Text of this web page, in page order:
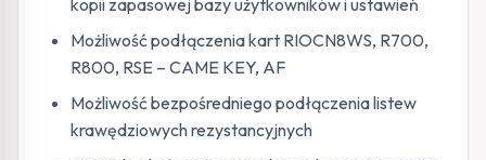
Możliwość podłączenia kart RIOCN8WS, R700,
R800, RSE – CAME KEY, AF
Możliwość bezpośredniego podłączenia listew
krawędziowych rezystancyjnych